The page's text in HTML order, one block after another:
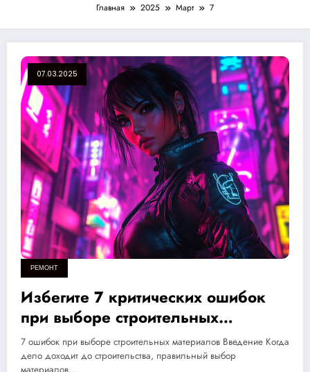
Главная 2025 Март 7
07.03.2025
РЕМОНТ
Избегите 7 критических ошибок
при выборе строительных
материалов: стройте свой
идеальный дом без лишних затрат
7 ошибок при выборе строительных материалов Введение Когда
дело доходит до строительства, правильный выбор